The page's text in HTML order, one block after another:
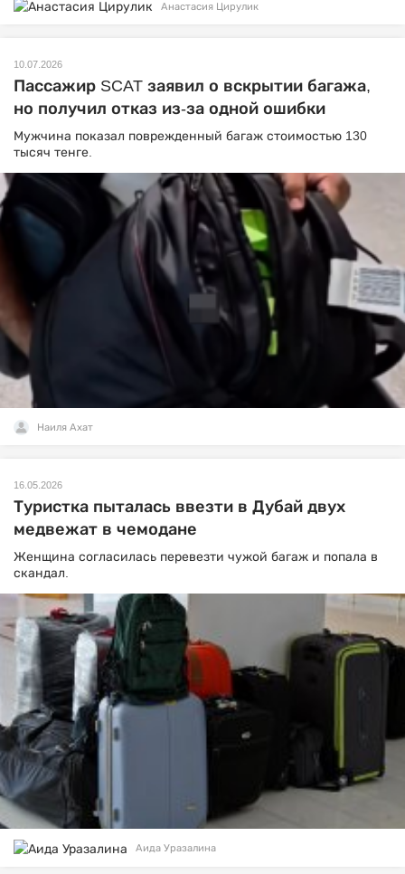
Анастасия Цирулик
10.07.2026
Пассажир SCAT заявил о вскрытии багажа,
но получил отказ из-за одной ошибки
Мужчина показал поврежденный багаж стоимостью 130
тысяч тенге.
Наиля Ахат
16.05.2026
Туристка пыталась ввезти в Дубай двух
медвежат в чемодане
Женщина согласилась перевезти чужой багаж и попала в
скандал.
Аида Уразалина